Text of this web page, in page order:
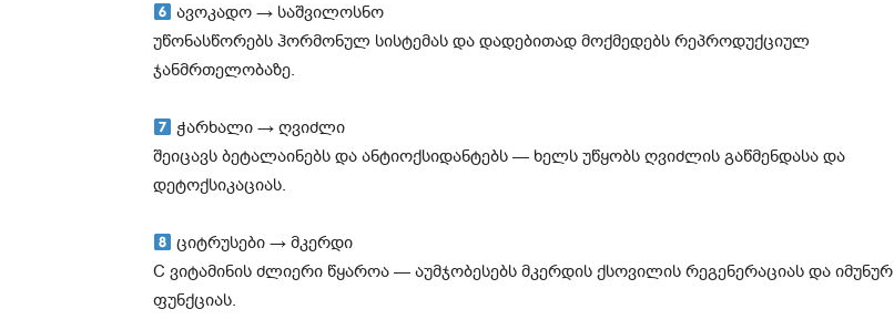
ავოკადო → საშვილოსნო
უწონასწორებს ჰორმონულ სისტემას და დადებითად მოქმედებს რეპროდუქციულ
ჯანმრთელობაზე.
ჭარხალი → ღვიძლი
შეიცავს ბეტალაინებს და ანტიოქსიდანტებს — ხელს უწყობს ღვიძლის გაწმენდასა და
დეტოქსიკაციას.
ციტრუსები → მკერდი
C ვიტამინის ძლიერი წყაროა — აუმჯობესებს მკერდის ქსოვილის რეგენერაციას და იმუნურ
ფუნქციას.